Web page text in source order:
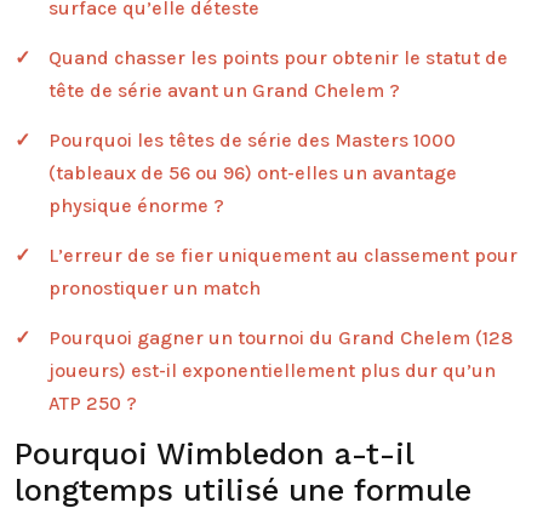
surface qu’elle déteste
Quand chasser les points pour obtenir le statut de
tête de série avant un Grand Chelem ?
Pourquoi les têtes de série des Masters 1000
(tableaux de 56 ou 96) ont-elles un avantage
physique énorme ?
L’erreur de se fier uniquement au classement pour
pronostiquer un match
Pourquoi gagner un tournoi du Grand Chelem (128
joueurs) est-il exponentiellement plus dur qu’un
ATP 250 ?
Pourquoi Wimbledon a-t-il
longtemps utilisé une formule